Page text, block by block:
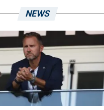
NEWS